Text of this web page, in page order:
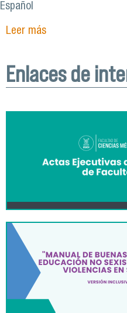
Español
Leer mássobre Brechas de
Enlaces de